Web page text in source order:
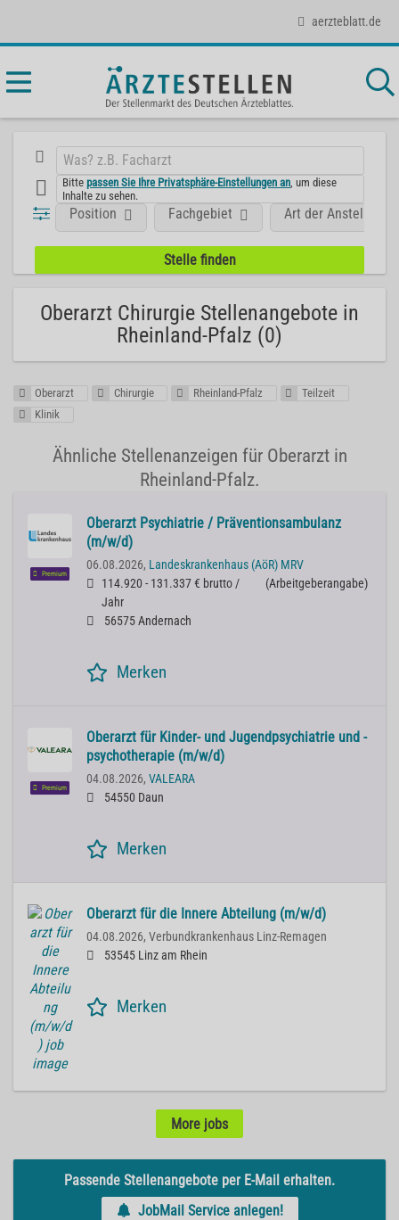
aerzteblatt.de
Bittepassen Sie Ihre Privatsphäre-Einstellungen an , um diese
Inhalte zu sehen.
Position Fachgebiet Art der Anstellung
Oberarzt Chirurgie Stellenangebote in
Rheinland-Pfalz (0)
Oberarzt Chirurgie Rheinland-Pfalz
Teilzeit
Klinik
Ähnliche Stellenanzeigen für Oberarzt in
Rheinland-Pfalz.
Premium
Oberarzt Psychiatrie / Präventionsambulanz
(m/w/d)
06.08.2026, Landeskrankenhaus (AöR) MRV
114.920 - 131.337 € brutto /
Jahr
(Arbeitgeberangabe)
56575 Andernach
Merken
Premium
Oberarzt für Kinder- und Jugendpsychiatrie und -
psychotherapie (m/w/d)
04.08.2026, VALEARA
54550 Daun
Merken
Oberarzt für die Innere Abteilung (m/w/d)
04.08.2026, Verbundkrankenhaus Linz-Remagen
53545 Linz am Rhein
Merken
More jobs
Passende Stellenangebote per E-Mail erhalten.
JobMail Service anlegen!